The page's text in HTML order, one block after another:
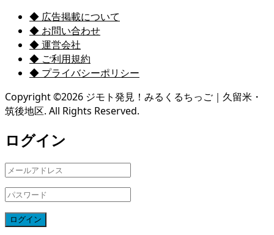
◆ 広告掲載について
◆ お問い合わせ
◆ 運営会社
◆ ご利用規約
◆ プライバシーポリシー
Copyright ©2026 ジモト発見！みるくるちっご｜久留米・
筑後地区. All Rights Reserved.
ログイン
ログイン